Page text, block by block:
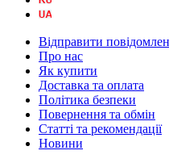
Відправити
Про нас
Як купити
Доставка та оплата
Політика безпеки
Повернення та обмін
Статті та рекомендації
Новини